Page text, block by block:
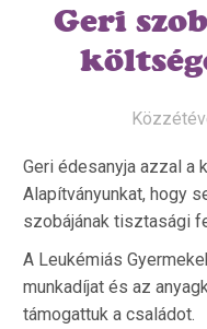
Geri
Geri édesanyja azzal a
Alapítványunkat, hogy
szobájának tisztasági
A Leukémiás
munkadíjat és az
támogattuk a családot.